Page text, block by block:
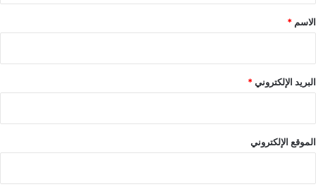
*
الاسم *
البريد الإلكتروني*
الموقع الإلكتروني